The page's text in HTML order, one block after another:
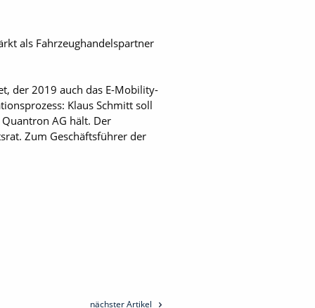
als Fahrzeughandelspartner
der 2019 auch das E-Mobility-
Klaus Schmitt soll
AG hält. Der
Zum Geschäftsführer der
nächster Artikel